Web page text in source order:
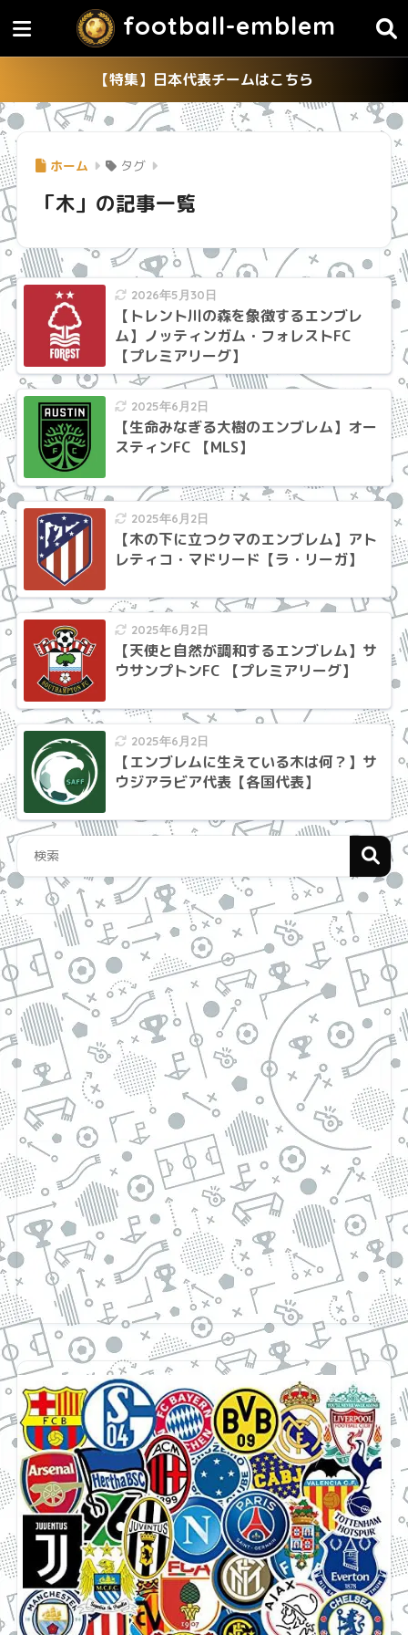
football-emblem
【特集】日本代表チームはこちら
ホーム タグ
「木」の記事一覧
2026年5月30日
【トレント川の森を象徴するエンブレ
ム】ノッティンガム・フォレストFC
【プレミアリーグ】
2025年6月2日
【生命みなぎる大樹のエンブレム】オー
スティンFC 【MLS】
2025年6月2日
【木の下に立つクマのエンブレム】アト
レティコ・マドリード【ラ・リーガ】
2025年6月2日
【天使と自然が調和するエンブレム】サ
ウサンプトンFC 【プレミアリーグ】
2025年6月2日
【エンブレムに生えている木は何？】サ
ウジアラビア代表【各国代表】